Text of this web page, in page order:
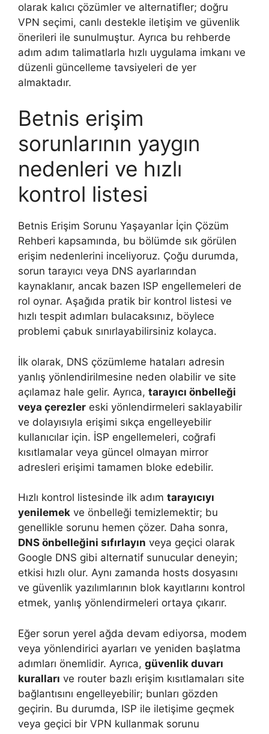
olarak kalıcı çözümler ve alternatifler; doğru
VPN seçimi, canlı destekle iletişim ve güvenlik
önerileri ile sunulmuştur. Ayrıca bu rehberde
adım adım talimatlarla hızlı uygulama imkanı ve
düzenli güncelleme tavsiyeleri de yer
almaktadır.
Betnis erişim
sorunlarının yaygın
nedenleri ve hızlı
kontrol listesi
Betnis Erişim Sorunu Yaşayanlar İçin Çözüm
Rehberi kapsamında, bu bölümde sık görülen
erişim nedenlerini inceliyoruz. Çoğu durumda,
sorun tarayıcı veya DNS ayarlarından
kaynaklanır, ancak bazen ISP engellemeleri de
rol oynar. Aşağıda pratik bir kontrol listesi ve
hızlı tespit adımları bulacaksınız, böylece
problemi çabuk sınırlayabilirsiniz kolayca.
İlk olarak, DNS çözümleme hataları adresin
yanlış yönlendirilmesine neden olabilir ve site
açılamaz hale gelir. Ayrıca, tarayıcı önbelleği
veya çerezler eski yönlendirmeleri saklayabilir
ve dolayısıyla erişimi sıkça engelleyebilir
kullanıcılar için. İSP engellemeleri, coğrafi
kısıtlamalar veya güncel olmayan mirror
adresleri erişimi tamamen bloke edebilir.
Hızlı kontrol listesinde ilk adım tarayıcıyı
yenilemek ve önbelleği temizlemektir; bu
genellikle sorunu hemen çözer. Daha sonra,
DNS önbelleğini sıfırlayın veya geçici olarak
Google DNS gibi alternatif sunucular deneyin;
etkisi hızlı olur. Aynı zamanda hosts dosyasını
ve güvenlik yazılımlarının blok kayıtlarını kontrol
etmek, yanlış yönlendirmeleri ortaya çıkarır.
Eğer sorun yerel ağda devam ediyorsa, modem
veya yönlendirici ayarları ve yeniden başlatma
adımları önemlidir. Ayrıca, güvenlik duvarı
kuralları ve router bazlı erişim kısıtlamaları site
bağlantısını engelleyebilir; bunları gözden
geçirin. Bu durumda, ISP ile iletişime geçmek
veya geçici bir VPN kullanmak sorunu